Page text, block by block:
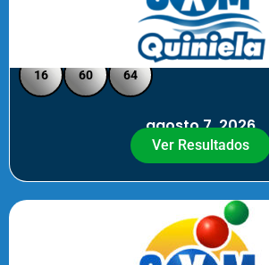
Quiniela SXM - Noche
16 60 64
agosto 7, 2026
Ver Resultados